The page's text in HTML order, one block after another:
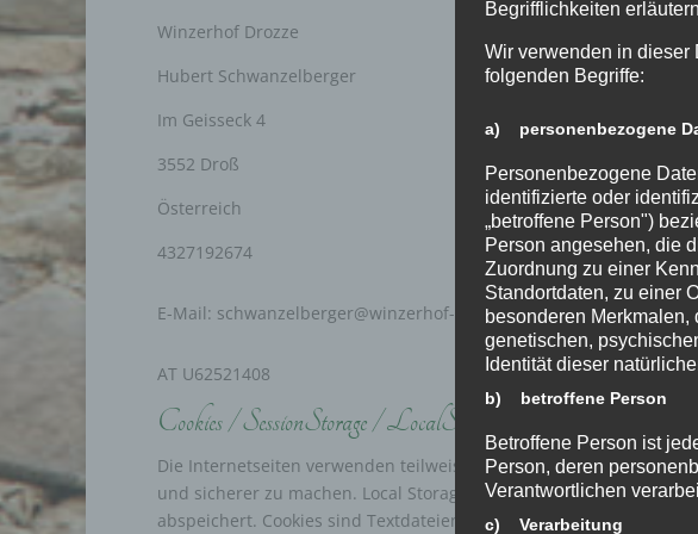
Winzerhof Drozze
Hubert Schwanzelberger
Im Geisseck 4
3552 Droß
Österreich
4327192674
E-Mail: schwanzelberger@winzerhof-drozze.at
AT U62521408
Cookies / SessionStorage / LocalStorage
Die Internetseiten verwenden teilweise so genannte Cookies,
und sicherer zu machen. Local Storage und SessionStorage ist
abspeichert. Cookies sind Textdateien, welche über einen
Begrifflichkeiten
Wir verwenden in dieser
folgenden Begriffe:
a) personenbezogene
Personenbezogene
identifizierte oder
„betroffene Person")
Person angesehen, die
Zuordnung zu einer
Standortdaten, zu einer
besonderen
genetischen,
Identität dieser
b) betroffene Person
Betroffene Person ist
Person, deren
Verantwortlichen
c) Verarbeitung